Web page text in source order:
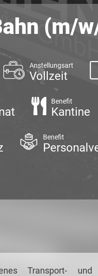
(m/
Anstellungsart
Vollzeit
Benefit
Kantine
Benefit
Transport- und